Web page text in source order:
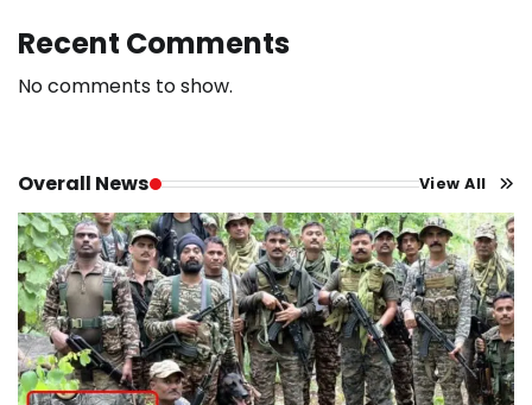
Recent Comments
No comments to show.
Overall News View All